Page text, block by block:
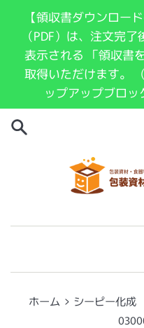
【領収書ダウンロー
（PDF）は、注文完
表示される 「領収書
取得いただけます。
ップアップブロッ
ホーム › シーピー化